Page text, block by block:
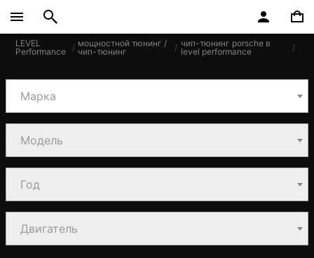
LEVEL
Performance
мощностной тюнинг /
чип-тюнинг
чип-тюнинг porsche в
level performance
Марка
Модель
Год
Двигатель